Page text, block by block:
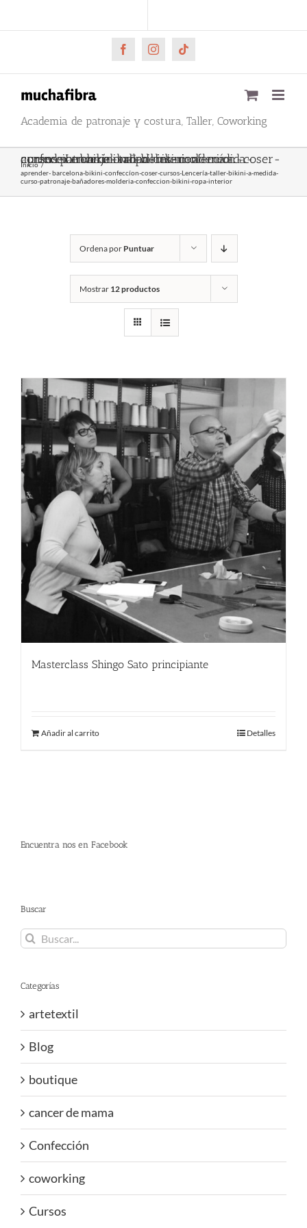
al
FacebookInstagramTiktok
Academia de patronaje y costura, Taller, Coworking
aprender- barcelona-bikini-confeccíon-coser-cursos-Lencería-taller-bikini-a-medida-curso-patronaje-bañadores-molderia-confeccion-bikini-ropa-interior
Inicio
aprender- barcelona-bikini-confeccíon-coser-cursos-Lencería-taller-bikini-a-medida-
curso-patronaje-bañadores-molderia-confeccion-bikini-ropa-interior
Ordena por Puntuar
Mostrar 12 productos
Masterclass Shingo Sato principiante
Añadir al carrito Detalles
Encuentra nos en Facebook
Buscar
Buscar:
Categorías
artetextil
Blog
boutique
cancer de mama
Confección
coworking
Cursos